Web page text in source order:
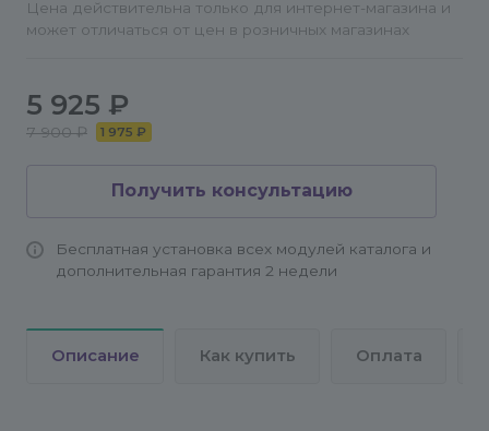
Цена действительна только для интернет-магазина и
может отличаться от цен в розничных магазинах
5 925 ₽
7 900 ₽ 1 975 ₽
Получить консультацию
Бесплатная установка всех модулей каталога и
дополнительная гарантия 2 недели
Описание Как купить Оплата